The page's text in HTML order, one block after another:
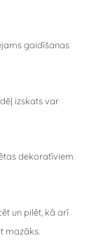
gaidīšanas
izskats var
dekoratīviem
un pilēt, kā arī
mazāks.